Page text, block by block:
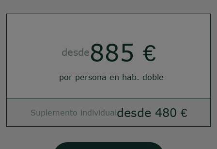
desde885 €
por persona en hab. doble
Suplemento individual desde 480 €